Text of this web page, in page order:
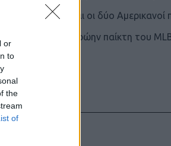
or
to
the
of
34 ετών, και οι δύο Αμερικανοί
παραλάβει τον πρώην παίκτη του